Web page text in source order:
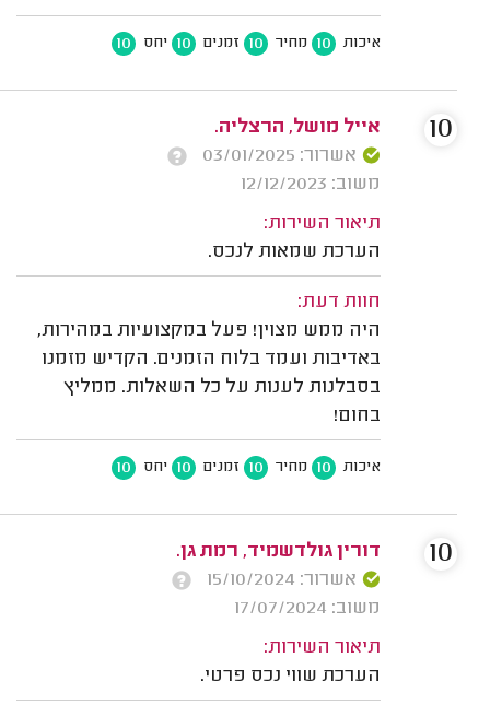
איכות 10 מחיר 10 זמנים 10 יחס 10
אייל מושל, הרצליה.
אשרור: 03/01/2025
משוב: 12/12/2023
תיאור השירות:
הערכת שמאות לנכס.
חוות דעת:
היה ממש מצוין! פעל במקצועיות במהירות,
באדיבות ועמד בלוח הזמנים. הקדיש מזמנו
בסבלנות לענות על כל השאלות. ממליץ
בחום!
איכות 10 מחיר 10 זמנים 10 יחס 10
10
דורין גולדשמיד, רמת גן.
אשרור: 15/10/2024
משוב: 17/07/2024
תיאור השירות:
הערכת שווי נכס פרטי.
10